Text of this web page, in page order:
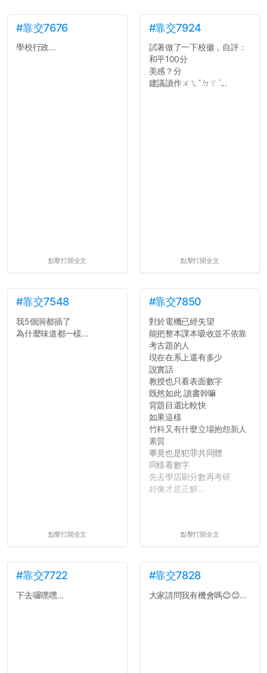
#靠交7676
學校行政...
點擊打開全文
#靠交7924
試著做了一下校徽，自評：
和平100分
美感？分
建議讀作ㄨㄟˇㄉㄚˋ...
點擊打開全文
#靠交7548
我5個洞都插了
為什麼味道都一樣...
點擊打開全文
#靠交7850
對於電機已經失望
能把整本課本吸收並不依靠
考古題的人
現在在系上還有多少
說實話
教授也只看表面數字
既然如此 讀書幹嘛
背題目還比較快
如果這樣
竹科又有什麼立場抱怨新人
素質
畢竟也是犯罪共同體
同樣看數字
先去學店刷分數再考研
好像才是正解...
點擊打開全文
#靠交7722
下去囉嘿嘿...
#靠交7828
大家請問我有機會嗎😊😊...